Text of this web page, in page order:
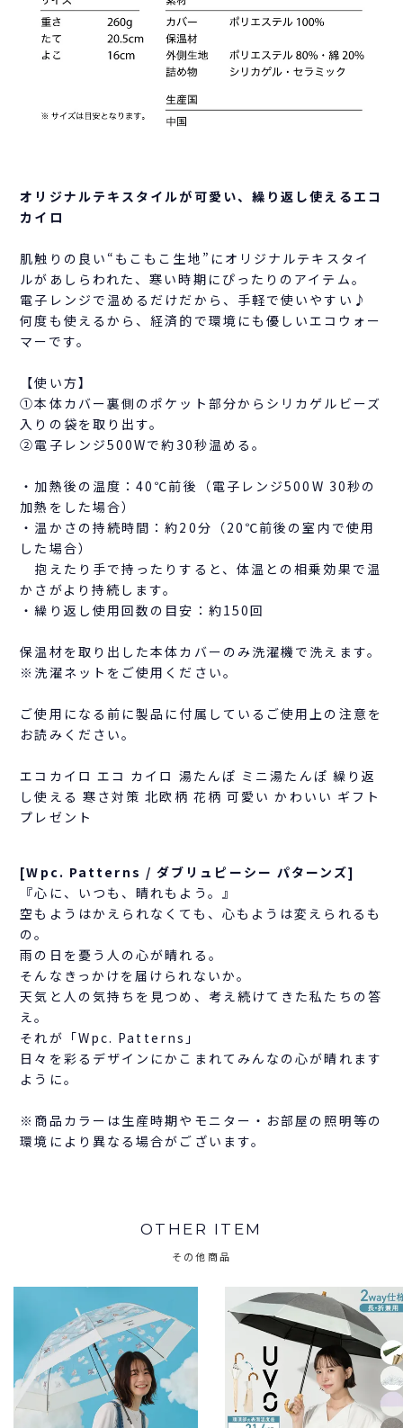
オリジナルテキスタイルが可愛い、繰り返し使えるエコ
カイロ
肌触りの良い“もこもこ生地”にオリジナルテキスタイ
ルがあしらわれた、寒い時期にぴったりのアイテム。
電子レンジで温めるだけだから、手軽で使いやすい♪
何度も使えるから、経済的で環境にも優しいエコウォー
マーです。
【使い方】
①本体カバー裏側のポケット部分からシリカゲルビーズ
入りの袋を取り出す。
②電子レンジ500Wで約30秒温める。
・加熱後の温度：40℃前後（電子レンジ500W 30秒の
加熱をした場合）
・温かさの持続時間：約20分（20℃前後の室内で使用
した場合）
抱えたり手で持ったりすると、体温との相乗効果で温
かさがより持続します。
・繰り返し使用回数の目安：約150回
保温材を取り出した本体カバーのみ洗濯機で洗えます。
※洗濯ネットをご使用ください。
ご使用になる前に製品に付属しているご使用上の注意を
お読みください。
エコカイロ エコ カイロ 湯たんぽ ミニ湯たんぽ 繰り返
し使える 寒さ対策 北欧柄 花柄 可愛い かわいい ギフト
プレゼント
[Wpc. Patterns / ダブリュピーシー パターンズ]
『心に、いつも、晴れもよう。』
空もようはかえられなくても、心もようは変えられるも
の。
雨の日を憂う人の心が晴れる。
そんなきっかけを届けられないか。
天気と人の気持ちを見つめ、考え続けてきた私たちの答
え。
それが「Wpc. Patterns」
日々を彩るデザインにかこまれてみんなの心が晴れます
ように。
※商品カラーは生産時期やモニター・お部屋の照明等の
環境により異なる場合がございます。
OTHER ITEM
その他商品